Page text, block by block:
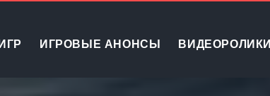
ИГРОВЫЕ АНОНСЫ ВИДЕОРОЛИКИ